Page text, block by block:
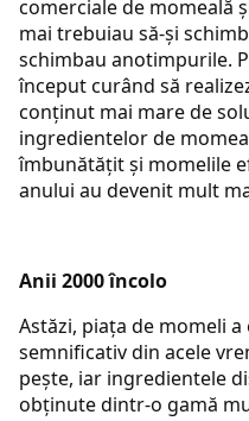
comerciale de momeală
mai trebuiau să-și
schimbau anotimpurile.
început curând să
conținut mai mare de
ingredientelor de
îmbunătățit și momelile
anului au devenit mult
Anii 2000 încolo
Astăzi, piața de momeli
semnificativ din acele
pește, iar ingredientele
obținute dintr-o gamă